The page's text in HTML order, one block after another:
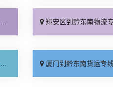
翔安区到黔东南物流专线_省事省心「保证时效」
厦门到黔东南货运专线-厦门到黔东南物流公司_托运放心「计费标